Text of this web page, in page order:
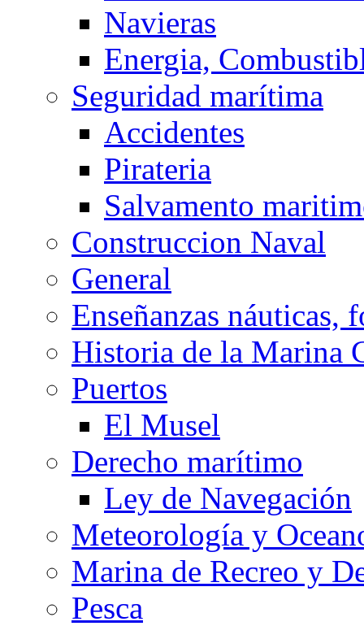
Navieras
Energia,
Seguridad marítima
Accidentes
Pirateria
Salvamento
Construccion Naval
General
Enseñanzas náuticas,
Historia de la Marina
Puertos
El Musel
Derecho marítimo
Ley de Navegación
Meteorología y
Marina de Recreo y
Pesca